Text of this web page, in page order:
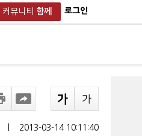
커뮤니티 함께 로그인
2013-03-14 10:11:40